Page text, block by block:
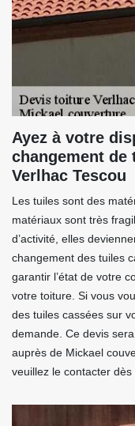
Ayez à votre
changement
Verlhac Tescou
Les tuiles sont des
matériaux sont très
d’activité, elles
changement des tuiles
garantir l’état de votre
votre toiture. Si vous
des tuiles cassées sur
demande. Ce devis
auprès de Mickael
veuillez le contacter dès